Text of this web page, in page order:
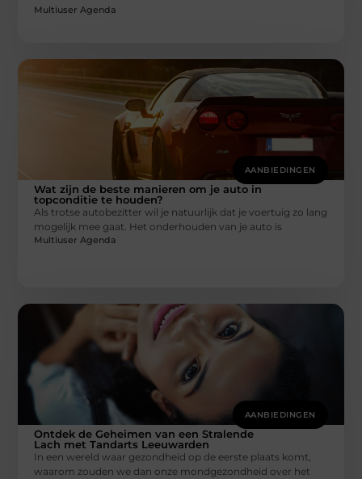
Multiuser Agenda
AANBIEDINGEN
Wat zijn de beste manieren om je auto in
topconditie te houden?
Als trotse autobezitter wil je natuurlijk dat je voertuig zo lang
mogelijk mee gaat. Het onderhouden van je auto is
Multiuser Agenda
AANBIEDINGEN
Ontdek de Geheimen van een Stralende
Lach met Tandarts Leeuwarden
In een wereld waar gezondheid op de eerste plaats komt,
waarom zouden we dan onze mondgezondheid over het